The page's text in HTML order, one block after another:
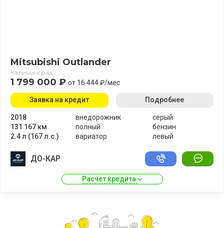
Mitsubishi Outlander
Калининград
1 799 000 ₽ от 16 444 ₽/мес
2018
131 167 км
2.4 л (167 л.с.)
внедорожник
полный
вариатор
серый
бензин
левый
Заявка на кредит Подробнее
ДО-КАР
Расчет кредита